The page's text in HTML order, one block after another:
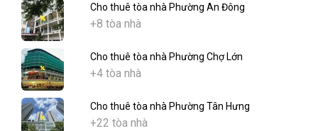
Cho thuê tòa nhà Phường An Đông
+8 tòa nhà
Cho thuê tòa nhà Phường Chợ Lớn
+4 tòa nhà
Cho thuê tòa nhà Phường Tân Hưng
+22 tòa nhà